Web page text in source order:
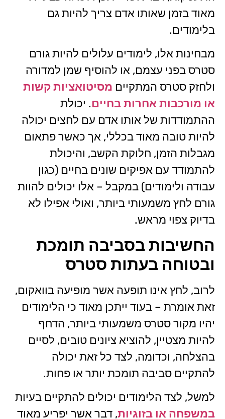
מאוד בזמן שאותו אדם צריך להיות גם
בלימודים.
מבחינות אלו, לימודים עלולים להיות גורם
סטרס בפני עצמם, או להוסיף שמן למדורה
ולחזק סטרס המתקיים מסיטואציות קשות
או מורכבות אחרות בחיים. יכולת
ההתמודדות של אותו אדם עם לחצים יכולה
להיות טובה מאוד בכללי, אך כאשר פתאום
מגבלות הזמן, חלוקת הקשב, והיכולת
להתמודד עם אפיקים שונים בחיים (כגון
עבודה ולימודים) במקבל – אלו יכולים להוות
גורם לחץ משמעותי ביותר, ואולי אפילו לא
בדיוק צפוי מראש.
החשיבות בסביבה תומכת
ובטוחה בעתות סטרס
לרוב, לחץ אינו תופעה אשר מופיעה בוואקום,
זאת אומרת – בעוד ייתכן מאוד כי הלימודים
יהיו מקור סטרס משמעותי ביותר, הדחף
להיות מצטיין, להוציא ציונים טובים, לסיים
בהצלחה, וכדומה, לצד כל זאת יכולה
להתקיים סביבה תומכת יותר או פחות.
למשל, לצד הלימודים יכולים להתקיים בעיות
במשפחה או בזוגיות, דבר אשר יפריע מאוד